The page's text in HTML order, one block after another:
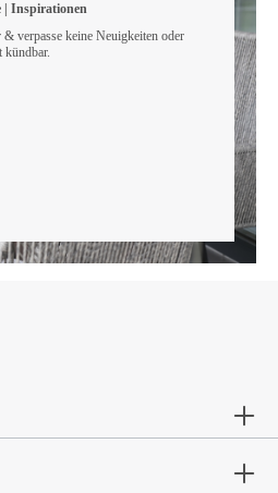
Ressourcen zu
| Inspirationen
verpasse keine Neuigkeiten oder
kündbar.